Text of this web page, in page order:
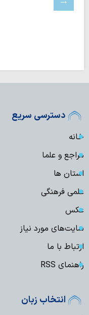
دسترسی سریع
خانه
مراجع و علما
استان ها
علمی فرهنگی
عکس
سایت‌های مورد نیاز
ارتباط با ما
راهنمای RSS
انتخاب زبان